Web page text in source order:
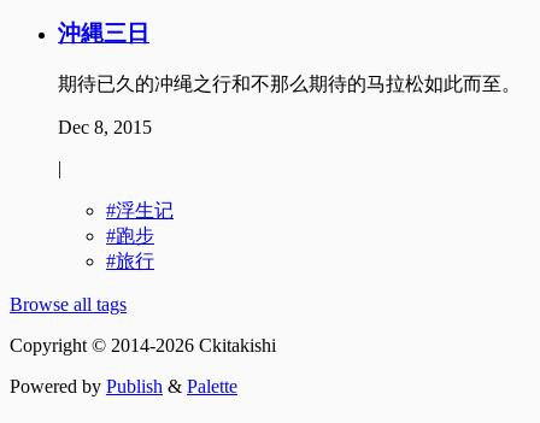
沖縄三日
期待已久的冲绳之行和不那么期待的马拉松如此而至。
Dec 8, 2015
|
浮生记
跑步
旅行
Browse all tags
Copyright © 2014-2026 Ckitakishi
Powered by Publish & Palette